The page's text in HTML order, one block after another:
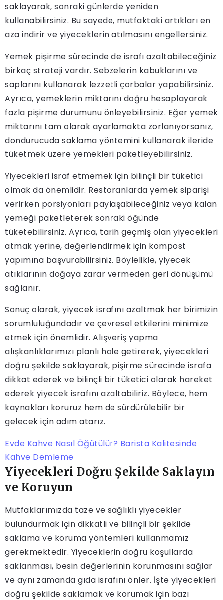
saklayarak, sonraki günlerde yeniden
kullanabilirsiniz. Bu sayede, mutfaktaki artıkları en
aza indirir ve yiyeceklerin atılmasını engellersiniz.
Yemek pişirme sürecinde de israfı azaltabileceğiniz
birkaç strateji vardır. Sebzelerin kabuklarını ve
saplarını kullanarak lezzetli çorbalar yapabilirsiniz.
Ayrıca, yemeklerin miktarını doğru hesaplayarak
fazla pişirme durumunu önleyebilirsiniz. Eğer yemek
miktarını tam olarak ayarlamakta zorlanıyorsanız,
dondurucuda saklama yöntemini kullanarak ileride
tüketmek üzere yemekleri paketleyebilirsiniz.
Yiyecekleri israf etmemek için bilinçli bir tüketici
olmak da önemlidir. Restoranlarda yemek siparişi
verirken porsiyonları paylaşabileceğiniz veya kalan
yemeği paketleterek sonraki öğünde
tüketebilirsiniz. Ayrıca, tarih geçmiş olan yiyecekleri
atmak yerine, değerlendirmek için kompost
yapımına başvurabilirsiniz. Böylelikle, yiyecek
atıklarının doğaya zarar vermeden geri dönüşümü
sağlanır.
Sonuç olarak, yiyecek israfını azaltmak her birimizin
sorumluluğundadır ve çevresel etkilerini minimize
etmek için önemlidir. Alışveriş yapma
alışkanlıklarımızı planlı hale getirerek, yiyecekleri
doğru şekilde saklayarak, pişirme sürecinde israfa
dikkat ederek ve bilinçli bir tüketici olarak hareket
ederek yiyecek israfını azaltabiliriz. Böylece, hem
kaynakları koruruz hem de sürdürülebilir bir
gelecek için adım atarız.
Evde Kahve Nasıl Öğütülür? Barista Kalitesinde
Kahve Demleme
Yiyecekleri Doğru Şekilde Saklayın
ve Koruyun
Mutfaklarımızda taze ve sağlıklı yiyecekler
bulundurmak için dikkatli ve bilinçli bir şekilde
saklama ve koruma yöntemleri kullanmamız
gerekmektedir. Yiyeceklerin doğru koşullarda
saklanması, besin değerlerinin korunmasını sağlar
ve aynı zamanda gıda israfını önler. İşte yiyecekleri
doğru şekilde saklamak ve korumak için bazı